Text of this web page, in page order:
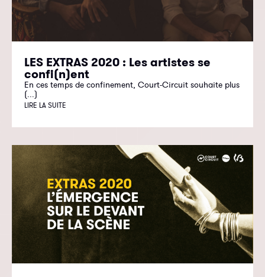
LES EXTRAS 2020 : Les artistes se
confi(n)ent
En ces temps de confinement, Court-Circuit souhaite plus
(...)
LIRE LA SUITE